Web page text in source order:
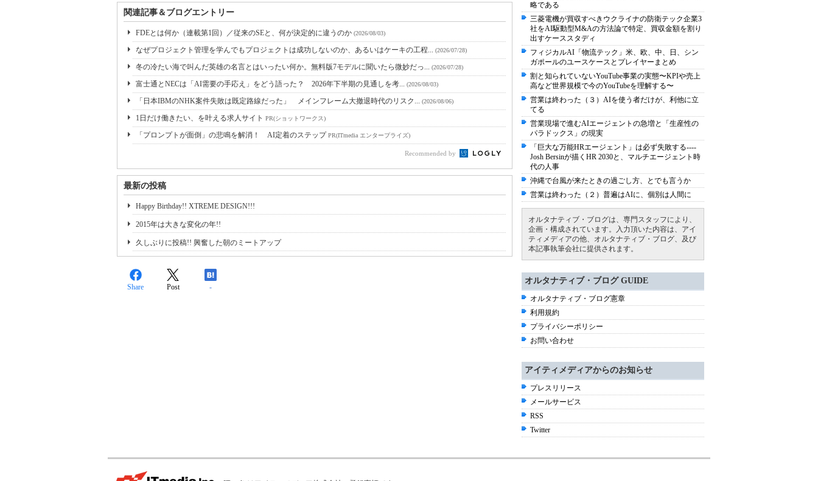
関連記事＆ブログエントリー
FDEとは何か（連載第1回）／従来のSEと、何が決定的に違うのか (2026/08/03)
なぜプロジェクト管理を学んでもプロジェクトは成功しないのか、あるいはケーキの工程... (2026/07/28)
冬の冷たい海で叫んだ英雄の名言とはいったい何か。無料版7モデルに聞いたら微妙だっ... (2026/07/28)
富士通とNECは「AI需要の手応え」をどう語った？ 2026年下半期の見通しを考... (2026/08/03)
「日本IBMのNHK案件失敗は既定路線だった」 メインフレーム大撤退時代のリスク... (2026/08/06)
1日だけ働きたい、を叶える求人サイト PR(ショットワークス)
「プロンプトが面倒」の悲鳴を解消！ AI定着のステップPR(ITmedia エンタープライズ)
Recommended by
最新の投稿
Happy Birthday!! XTREME DESIGN!!!
2015年は大きな変化の年!!
久しぶりに投稿!! 興奮した朝のミートアップ
Share Post -
略である
三菱電機が買収すべきウクライナの防衛テック企業3
社をAI駆動型M&Aの方法論で特定、買収金額を割り
出すケーススタディ
フィジカルAI「物流テック」米、欧、中、日、シン
ガポールのユースケースとプレイヤーまとめ
割と知られていないYouTube事業の実態〜KPIや売上
高など世界規模で今のYouTubeを理解する〜
営業は終わった（３）AIを使う者だけが、利他に立
てる
営業現場で進むAIエージェントの急増と「生産性の
パラドックス」の現実
「巨大な万能HRエージェント」は必ず失敗する----
Josh Bersinが描くHR 2030と、マルチエージェント時
代の人事
沖縄で台風が来たときの過ごし方、とでも言うか
営業は終わった（２）普遍はAIに、個別は人間に
オルタナティブ・ブログは、専門スタッフにより、
企画・構成されています。入力頂いた内容は、アイ
ティメディアの他、オルタナティブ・ブログ、及び
本記事執筆会社に提供されます。
オルタナティブ・ブログ GUIDE
オルタナティブ・ブログ憲章
利用規約
プライバシーポリシー
お問い合わせ
アイティメディアからのお知らせ
プレスリリース
メールサービス
RSS
Twitter